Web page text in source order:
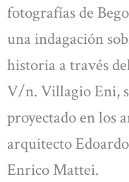
fotografías de
una indagación
historia a través
V/n. Villagio Eni,
proyectado en los
arquitecto
Enrico Mattei.